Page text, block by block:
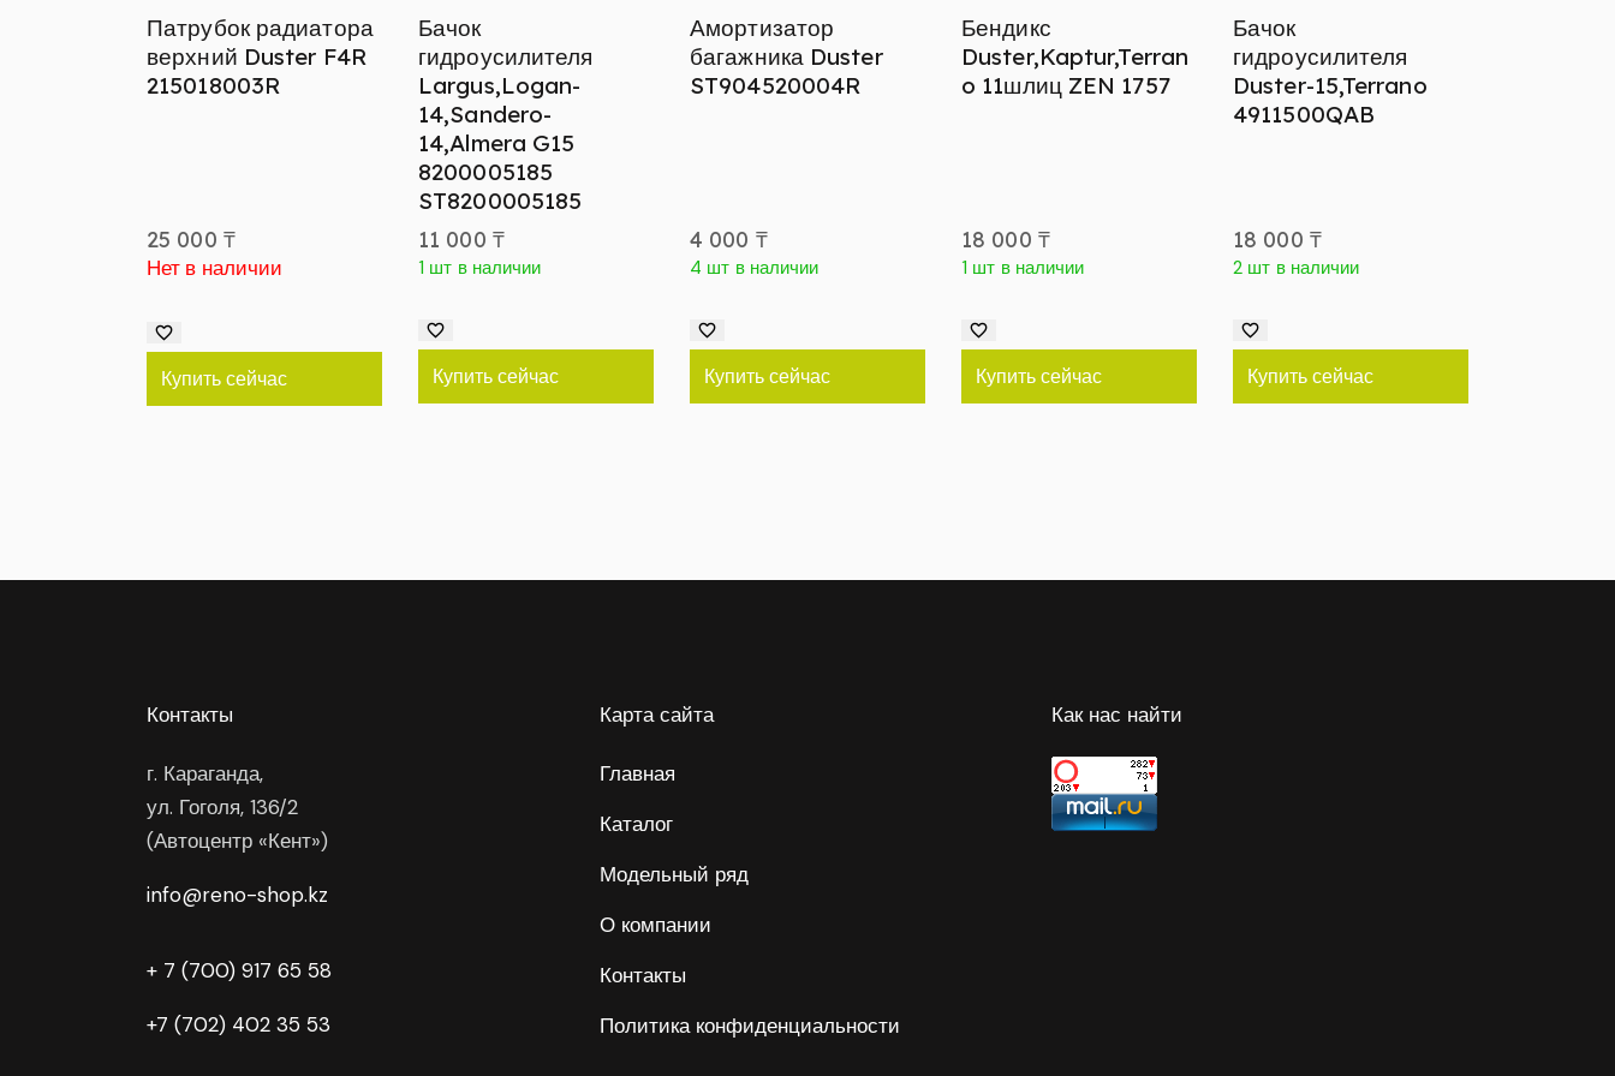
Патрубок радиатора
верхний Duster F4R
215018003R
25 000 ₸
Нет в наличии
Купить сейчас
Бачок
гидроусилителя
Largus,Logan-
14,Sandero-
14,Almera G15
8200005185
ST8200005185
11 000 ₸
1 шт в наличии
Купить сейчас
Амортизатор
багажника Duster
ST904520004R
4 000 ₸
4 шт в наличии
Купить сейчас
Бендикс
Duster,Kaptur,Terran
o 11шлиц ZEN 1757
18 000 ₸
1 шт в наличии
Купить сейчас
Бачок
гидроусилителя
Duster-15,Terrano
4911500QAB
18 000 ₸
2 шт в наличии
Купить сейчас
Контакты
г. Караганда,
ул. Гоголя, 136/2
(Автоцентр «Кент»)
info@reno-shop.kz
+ 7 (700) 917 65 58
+7 (702) 402 35 53
Карта сайта
Главная
Каталог
Модельный ряд
О компании
Контакты
Политика конфиденциальности
Как нас найти